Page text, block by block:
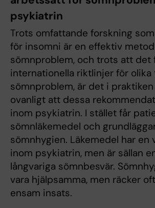
psykiatrin
Trots omfattande forskning
för insomni är en effektiv
sömnproblem, och trots att det
internationella riktlinjer för olika
sömnproblem, är det i
ovanligt att dessa
inom psykiatrin. I stället får
sömnläkemedel och
sömnhygien. Läkemedel har
inom psykiatrin, men är sällan
långvariga sömnbesvär.
vara hjälpsamma, men räcker
ensam insats.